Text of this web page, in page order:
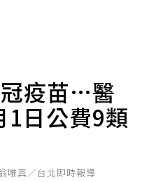
疫苗…醫
1日公費9類
唯真／台北即時報導